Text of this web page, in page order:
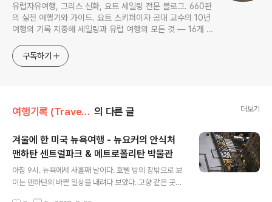
유럽자유여행, 그리스 신화, 요트 세일링 전문 블로그. 660편
의 실전 여행기와 가이드. 요트 스키퍼이자 공대 교수의 10년
여행의 기록 지중해 세일링과 유럽 여행의 모든 것 — 16개 도
구독하기
여행기록 (Travel Journals)/유럽외 지역 여행 의 다른 글 더보기
겨울에 한 미국 뉴욕여행 - 뉴요커의 안식처
맨하탄 센트럴파크 & 메트로폴리탄 박물관
아침 9시. 뉴욕에서 사흘째 날이다. 호텔 방의 창밖으로 보
이는 맨하탄의 바쁜 일상을 내려다 보았다. 고향 같은 곳이